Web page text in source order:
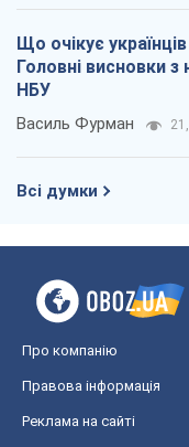
Що очікує
Головні висновки з
НБУ
Василь Фурман
Всі думки
Про компанію
Правова інформація
Реклама на сайті